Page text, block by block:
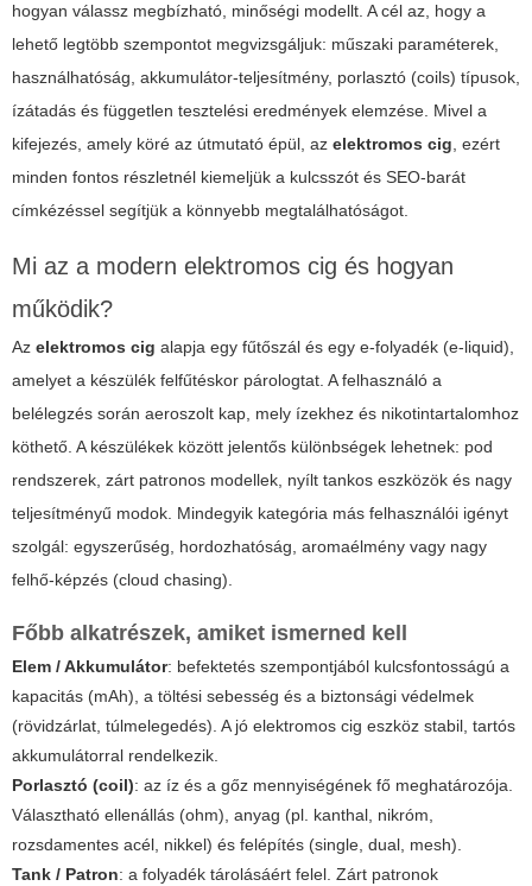
hogyan válassz megbízható, minőségi modellt. A cél az, hogy a
lehető legtöbb szempontot megvizsgáljuk: műszaki paraméterek,
használhatóság, akkumulátor-teljesítmény, porlasztó (coils) típusok,
ízátadás és független tesztelési eredmények elemzése. Mivel a
kifejezés, amely köré az útmutató épül, az elektromos cig, ezért
minden fontos részletnél kiemeljük a kulcsszót és SEO-barát
címkézéssel segítjük a könnyebb megtalálhatóságot.
Mi az a modern elektromos cig és hogyan
működik?
Az elektromos cig alapja egy fűtőszál és egy e-folyadék (e-liquid),
amelyet a készülék felfűtéskor párologtat. A felhasználó a
belélegzés során aeroszolt kap, mely ízekhez és nikotintartalomhoz
köthető. A készülékek között jelentős különbségek lehetnek: pod
rendszerek, zárt patronos modellek, nyílt tankos eszközök és nagy
teljesítményű modok. Mindegyik kategória más felhasználói igényt
szolgál: egyszerűség, hordozhatóság, aromaélmény vagy nagy
felhő-képzés (cloud chasing).
Főbb alkatrészek, amiket ismerned kell
Elem / Akkumulátor: befektetés szempontjából kulcsfontosságú a
kapacitás (mAh), a töltési sebesség és a biztonsági védelmek
(rövidzárlat, túlmelegedés). A jó elektromos cig eszköz stabil, tartós
akkumulátorral rendelkezik.
Porlasztó (coil): az íz és a gőz mennyiségének fő meghatározója.
Választható ellenállás (ohm), anyag (pl. kanthal, nikróm,
rozsdamentes acél, nikkel) és felépítés (single, dual, mesh).
Tank / Patron: a folyadék tárolásáért felel. Zárt patronok